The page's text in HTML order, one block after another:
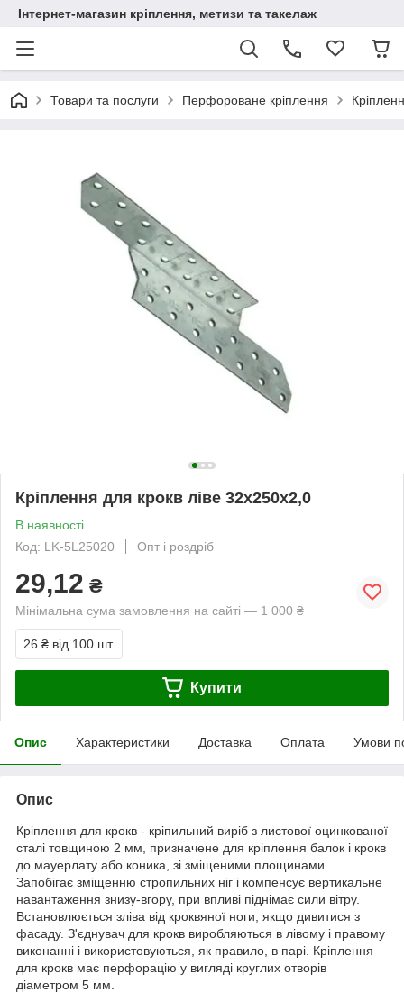
Інтернет-магазин кріплення, метизи та такелаж
Товари та послуги Перфороване кріплення
Кріплення для крокв ліве 32х250х2,0
В наявності
Код: LK-5L25020
Опт і роздріб
29,12 ₴
Мінімальна сума замовлення на сайті — 1 000 ₴
26 ₴ від 100 шт.
Купити
Опис Характеристики Доставка Оплата Умови
Опис
Кріплення для крокв - кріпильний виріб з листової оцинкованої
сталі товщиною 2 мм, призначене для кріплення балок і крокв
до мауерлату або коника, зі зміщеними площинами.
Запобігає зміщенню стропильних ніг і компенсує вертикальне
навантаження знизу-вгору, при впливі піднімає сили вітру.
Встановлюється зліва від кроквяної ноги, якщо дивитися з
фасаду. З'єднувач для крокв виробляються в лівому і правому
виконанні і використовуються, як правило, в парі. Кріплення
для крокв має перфорацію у вигляді круглих отворів
діаметром 5 мм.